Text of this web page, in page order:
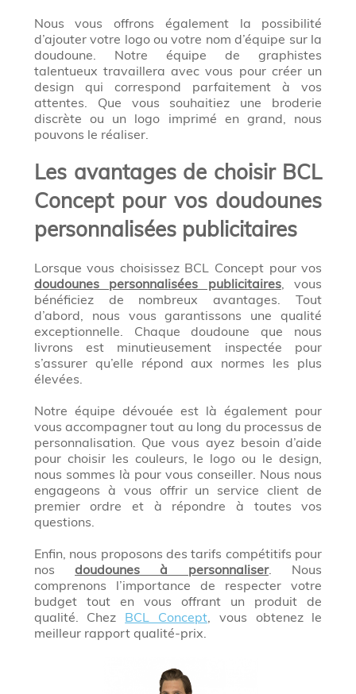
Nous vous offrons également la possibilité
d’ajouter votre logo ou votre nom d’équipe sur la
doudoune. Notre équipe de graphistes
talentueux travaillera avec vous pour créer un
design qui correspond parfaitement à vos
attentes. Que vous souhaitiez une broderie
discrète ou un logo imprimé en grand, nous
pouvons le réaliser.
Les avantages de choisir BCL
Concept pour vos doudounes
personnalisées publicitaires
Lorsque vous choisissez BCL Concept pour vos
doudounes personnalisées publicitaires, vous
bénéficiez de nombreux avantages. Tout
d’abord, nous vous garantissons une qualité
exceptionnelle. Chaque doudoune que nous
livrons est minutieusement inspectée pour
s’assurer qu’elle répond aux normes les plus
élevées.
Notre équipe dévouée est là également pour
vous accompagner tout au long du processus de
personnalisation. Que vous ayez besoin d’aide
pour choisir les couleurs, le logo ou le design,
nous sommes là pour vous conseiller. Nous nous
engageons à vous offrir un service client de
premier ordre et à répondre à toutes vos
questions.
Enfin, nous proposons des tarifs compétitifs pour
nosdoudounes à personnaliser. Nous
comprenons l’importance de respecter votre
budget tout en vous offrant un produit de
qualité. Chez BCL Concept , vous obtenez le
meilleur rapport qualité-prix.